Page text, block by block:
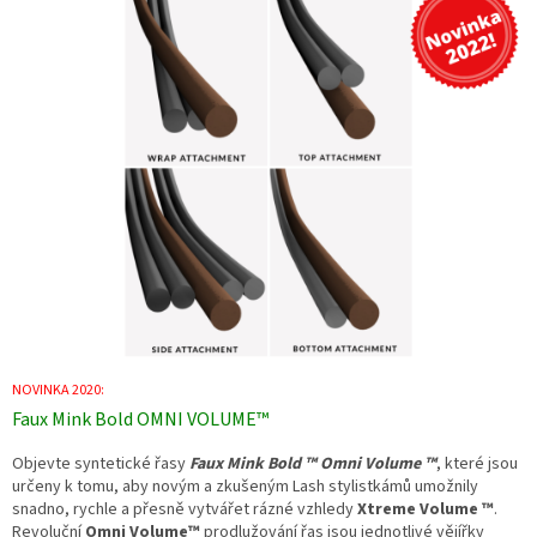
NOVINKA 2020:
Faux Mink Bold OMNI VOLUME™
Objevte syntetické řasy Faux Mink Bold ™ Omni Volume ™, které jsou
určeny k tomu, aby novým a zkušeným Lash stylistkámů umožnily
snadno, rychle a přesně vytvářet rázné vzhledyXtreme Volume ™.